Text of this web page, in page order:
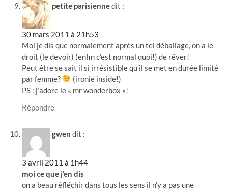
petite parisiennedit :
30 mars 2011 à 21h53
Moi je dis que normalement après un tel déballage, on a le
droit (le devoir) (enfin c’est normal quoi!) de rêver!
Peut être se sait il si irrésistible qu’il se met en durée limité
par femme?
(ironie inside!)
PS : j’adore le « mr wonderbox »!
Répondre
gwen dit :
3 avril 2011 à 1h44
moi ce que j’en dis
on a beau réfléchir dans tous les sens il n’y a pas une